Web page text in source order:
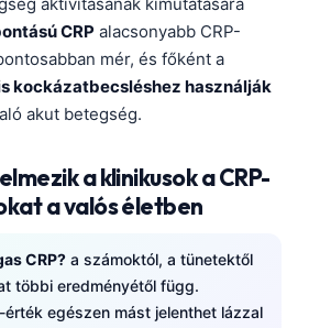
CRP alacsonyabb CRP-
mér, és főként a
kockázatbecsléshez használják
akut betegség.
a klinikusok a CRP-
a valós életben
CRP? a számoktól, a tünetektől
többi eredményétől függ.
érték egészen mást jelenthet lázzal